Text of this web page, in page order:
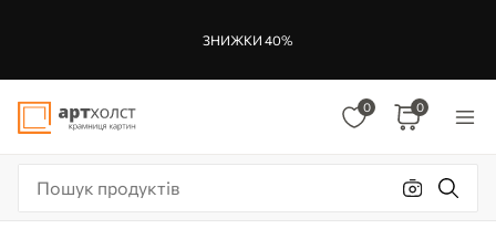
ЗНИЖКИ 40%
0 0